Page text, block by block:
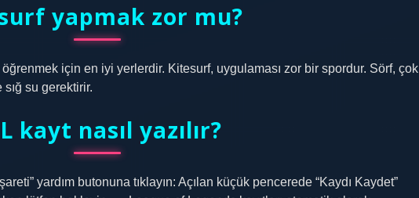
yapmak zor mu?
öğrenmek için en iyi yerlerdir. Kitesurf, uygulaması zor bir spordur. Sörf, çok
su gerektirir.
kayt nasıl yazılır?
yardım butonuna tıklayın: Açılan küçük pencerede “Kaydı Kaydet”